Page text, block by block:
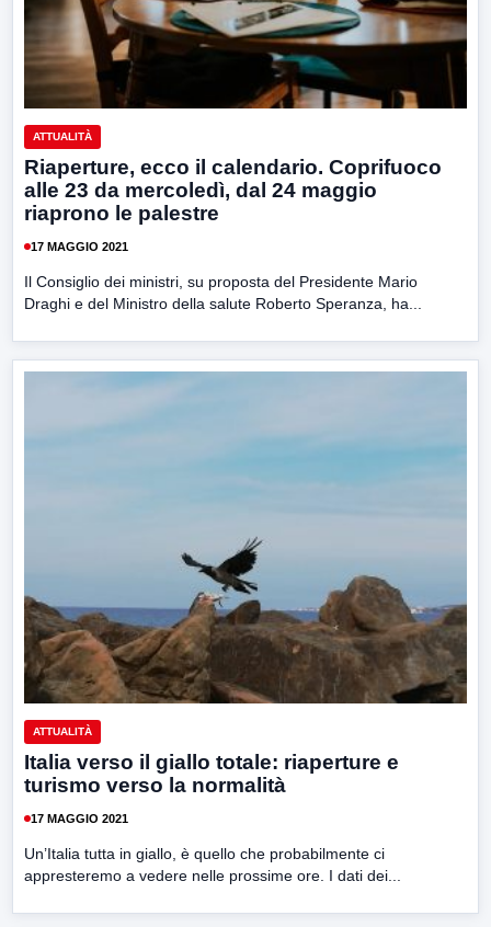
ATTUALITÀ
Riaperture, ecco il calendario. Coprifuoco
alle 23 da mercoledì, dal 24 maggio
riaprono le palestre
17 MAGGIO 2021
Il Consiglio dei ministri, su proposta del Presidente Mario
Draghi e del Ministro della salute Roberto Speranza, ha...
ATTUALITÀ
Italia verso il giallo totale: riaperture e
turismo verso la normalità
17 MAGGIO 2021
Un’Italia tutta in giallo, è quello che probabilmente ci
appresteremo a vedere nelle prossime ore. I dati dei...